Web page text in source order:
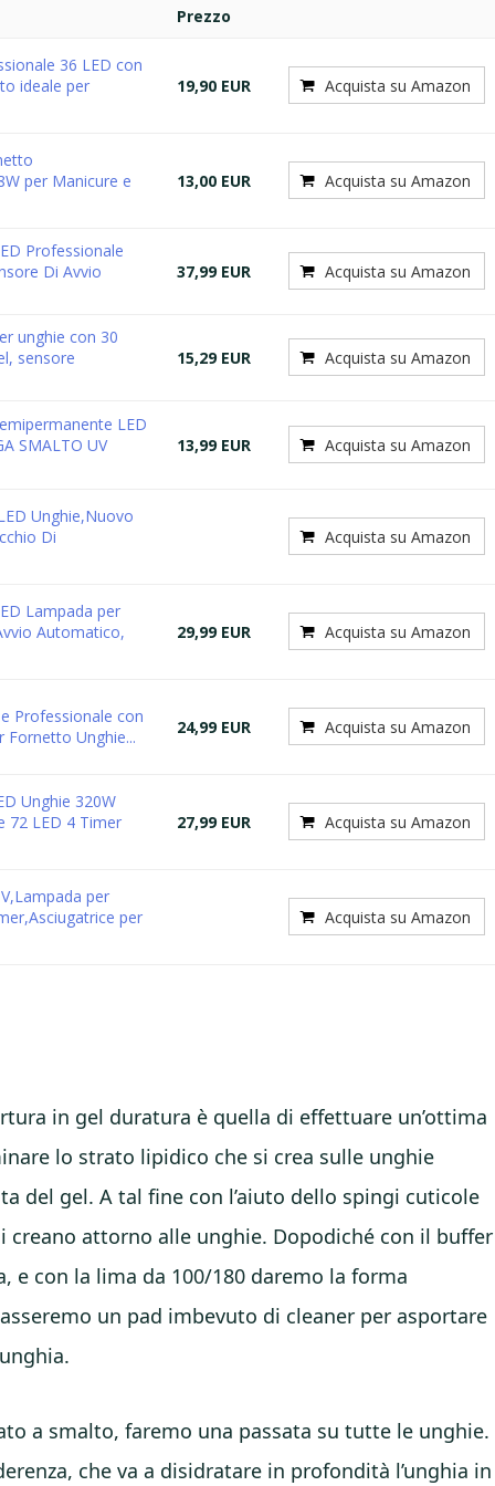
Prezzo
36 LED con
ideale per
19,90 EUR Acquista su Amazon
per Manicure e
13,00 EUR Acquista su Amazon
Professionale
Di Avvio
37,99 EUR Acquista su Amazon
unghie con 30
sensore
15,29 EUR Acquista su Amazon
LED
SMALTO UV
13,99 EUR Acquista su Amazon
Unghie,Nuovo
Di
Acquista su Amazon
Lampada per
Automatico,
29,99 EUR Acquista su Amazon
Professionale con
Fornetto Unghie...
24,99 EUR Acquista su Amazon
Unghie 320W
72 LED 4 Timer
27,99 EUR Acquista su Amazon
per
per
Acquista su Amazon
in gel duratura è quella di effettuare un’ottima
lo strato lipidico che si crea sulle unghie
del gel. A tal fine con l’aiuto dello spingi cuticole
creano attorno alle unghie. Dopodiché con il buffer
e con la lima da 100/180 daremo la forma
un pad imbevuto di cleaner per asportare
a smalto, faremo una passata su tutte le unghie.
che va a disidratare in profondità l’unghia in